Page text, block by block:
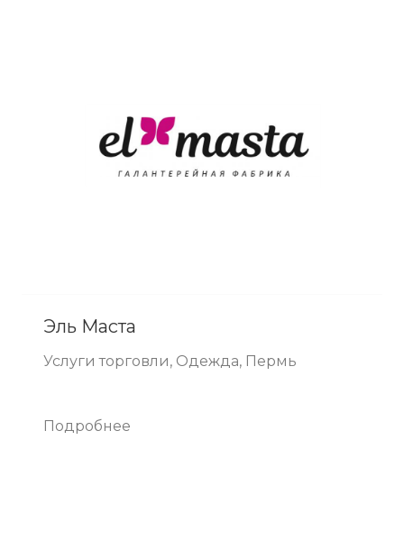
Эль Маста
Услуги торговли, Одежда, Пермь
Подробнее